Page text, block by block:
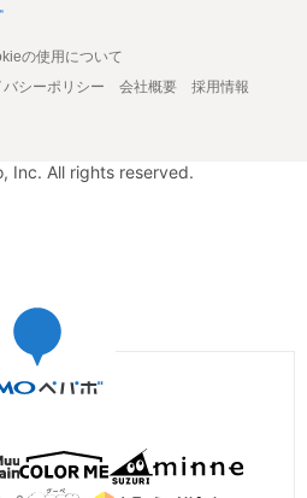
の使用について
バシーポリシー 会社概要
採用情報
Inc. All rights reserved.